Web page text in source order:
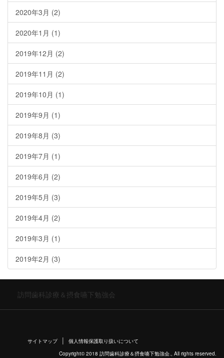
2020年3月 (2)
2020年1月 (1)
2019年12月 (2)
2019年11月 (2)
2019年10月 (1)
2019年9月 (1)
2019年8月 (3)
2019年7月 (1)
2019年6月 (2)
2019年5月 (3)
2019年4月 (2)
2019年3月 (1)
2019年2月 (3)
訪問歯科診療＆摂食嚥下勉強会
サイトマップ
個人情報保護取り扱いについて
Copyright© 2018 訪問歯科診療＆摂食嚥下勉強会., All rights reserved.